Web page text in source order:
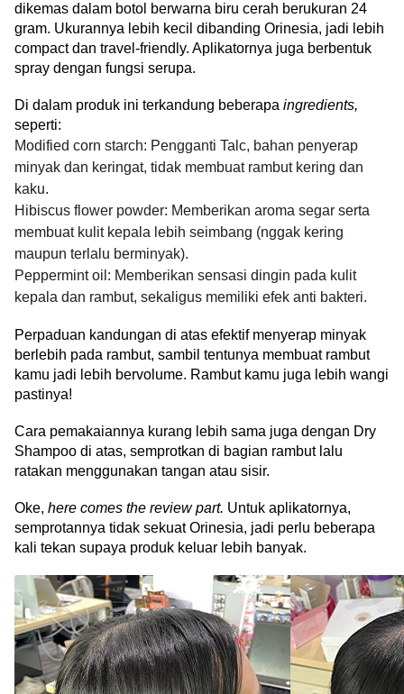
dikemas dalam botol berwarna biru cerah berukuran 24
gram. Ukurannya lebih kecil dibanding Orinesia, jadi lebih
compact dan travel-friendly. Aplikatornya juga berbentuk
spray dengan fungsi serupa.
Di dalam produk ini terkandung beberapa
seperti:
Modified corn starch: Pengganti Talc, bahan penyerap
minyak dan keringat, tidak membuat rambut kering dan
kaku.
Hibiscus flower powder: Memberikan aroma segar serta
membuat kulit kepala lebih seimbang (nggak kering
maupun terlalu berminyak).
Peppermint oil: Memberikan sensasi dingin pada kulit
kepala dan rambut, sekaligus memiliki efek anti bakteri.
Perpaduan kandungan di atas efektif menyerap minyak
berlebih pada rambut, sambil tentunya membuat rambut
kamu jadi lebih bervolume. Rambut kamu juga lebih wangi
pastinya!
Cara pemakaiannya kurang lebih sama juga dengan Dry
Shampoo di atas, semprotkan di bagian rambut lalu
ratakan menggunakan tangan atau sisir.
Oke, here comes the review part. Untuk aplikatornya,
semprotannya tidak sekuat Orinesia, jadi perlu beberapa
kali tekan supaya produk keluar lebih banyak.